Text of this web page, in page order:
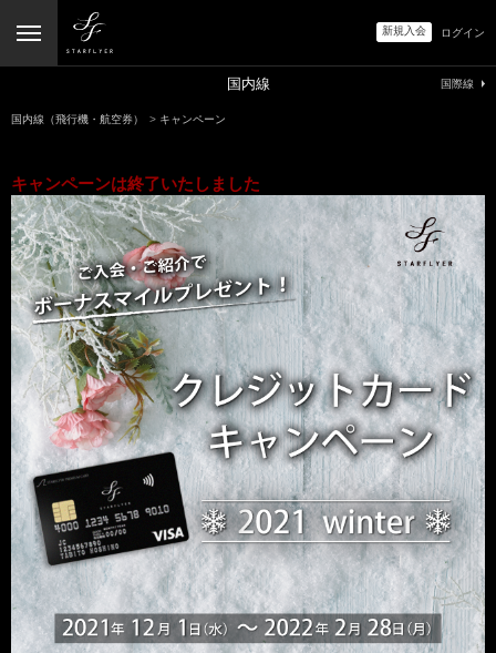
新規入会 ログイン
国内線（飛行機・航空券） > キャンペーン
キャンペーンは終了いたしました
国内線 国際線